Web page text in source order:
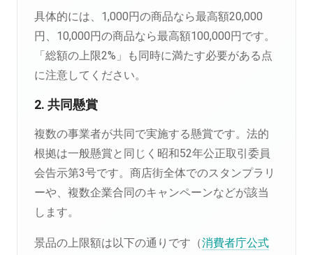
具体的には、1,000円の商品なら最高額20,000
円、10,000円の商品なら最高額100,000円です。
「総額の上限2%」も同時に満たす必要がある点
に注意してください。
2. 共同懸賞
複数の事業者が共同で実施する懸賞です。法的
根拠は一般懸賞と同じく昭和52年公正取引委員
会告示第3号です。商店街全体でのスタンプラリ
ーや、複数企業合同のキャンペーンなどが該当
します。
景品の上限額は以下の通りです（消費者庁公式